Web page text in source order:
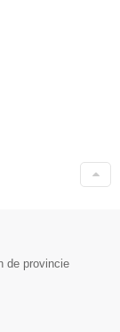
de provincie